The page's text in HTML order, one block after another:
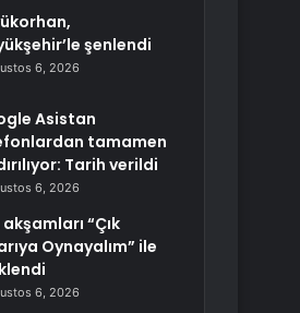
şenlendi
6, 2026
Asistan
tamamen
Tarih verildi
6, 2026
“Çık
Oynayalım” ile
6, 2026